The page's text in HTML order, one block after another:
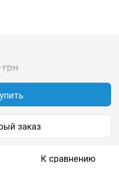
заказ
К сравнению